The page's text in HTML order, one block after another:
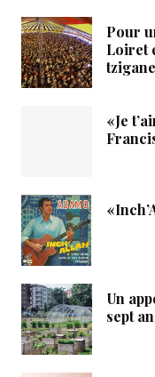
Pour
Loiret
«Je
Un
sept